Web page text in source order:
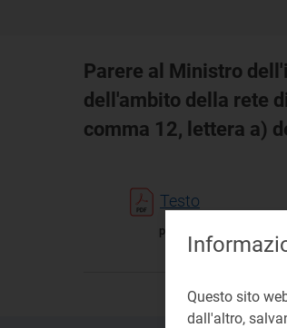
Parere al Ministro
dell'ambito della rete
comma 12, lettera a)
Testo
pdf 111 KB
Questo sito
dall'altro,